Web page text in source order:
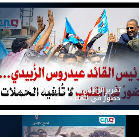
تقريرالرئيس القائد عيدروس الزُبيدي...
حضورٌ في القلوب لا تُلغيه الحملات